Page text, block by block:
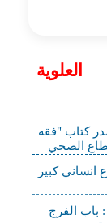
العلوية
كتاب "فقه
الصحي
كبير
باب الفرج –